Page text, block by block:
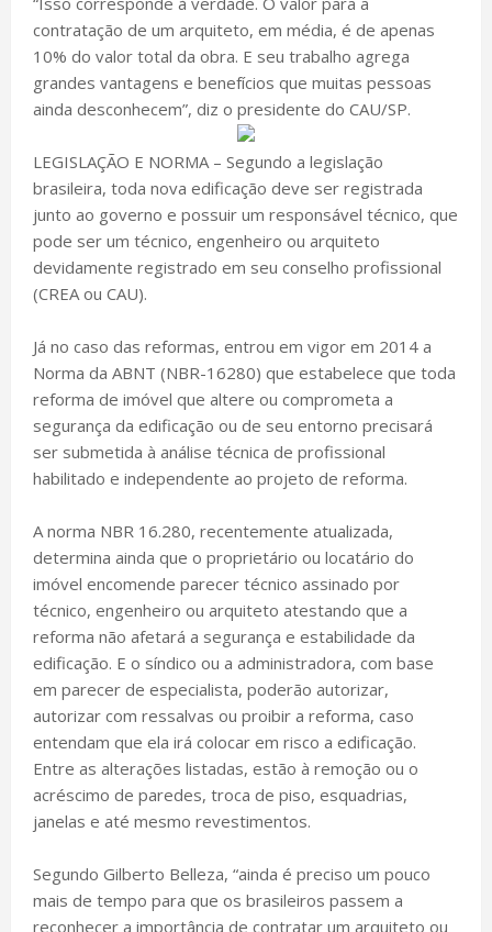
contratação de um arquiteto, em média, é de apenas
10% do valor total da obra. E seu trabalho agrega
grandes vantagens e benefícios que muitas pessoas
ainda desconhecem”, diz o presidente do CAU/SP.
LEGISLAÇÃO E NORMA – Segundo a legislação
brasileira, toda nova edificação deve ser registrada
junto ao governo e possuir um responsável técnico, que
pode ser um técnico, engenheiro ou arquiteto
devidamente registrado em seu conselho profissional
(CREA ou CAU).
Já no caso das reformas, entrou em vigor em 2014 a
Norma da ABNT (NBR-16280) que estabelece que toda
reforma de imóvel que altere ou comprometa a
segurança da edificação ou de seu entorno precisará
ser submetida à análise técnica de profissional
habilitado e independente ao projeto de reforma.
A norma NBR 16.280, recentemente atualizada,
determina ainda que o proprietário ou locatário do
imóvel encomende parecer técnico assinado por
técnico, engenheiro ou arquiteto atestando que a
reforma não afetará a segurança e estabilidade da
edificação. E o síndico ou a administradora, com base
em parecer de especialista, poderão autorizar,
autorizar com ressalvas ou proibir a reforma, caso
entendam que ela irá colocar em risco a edificação.
Entre as alterações listadas, estão à remoção ou o
acréscimo de paredes, troca de piso, esquadrias,
janelas e até mesmo revestimentos.
Segundo Gilberto Belleza, “ainda é preciso um pouco
mais de tempo para que os brasileiros passem a
reconhecer a importância de contratar um arquiteto ou